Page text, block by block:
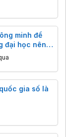
minh để
đại học nên
gia số là